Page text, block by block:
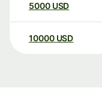
5000 USD
10000 USD